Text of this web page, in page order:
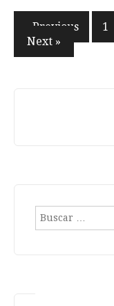
Paginación
de
« Previous 1
Next »
Buscar: